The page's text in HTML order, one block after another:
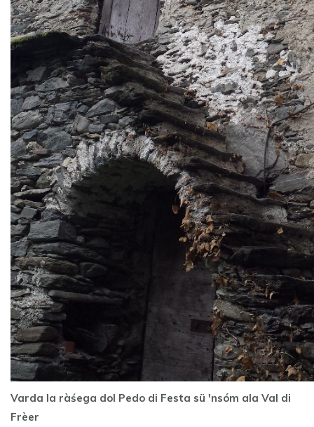
Varda la ràśega dol Pedo di Festa sü 'nsóm ala Val di
Frèer